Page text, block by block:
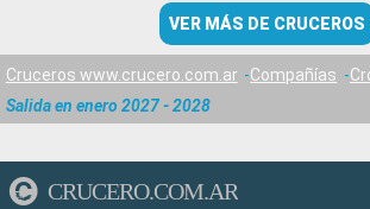
VER MÁS DE CRUCEROS
Cruceros www.crucero.com.ar Compañías
Salida en enero 2027 - 2028
CRUCERO.COM.AR